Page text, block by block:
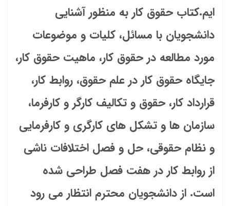
ایم.کتاب حقوق کار به منظور آشنایی
دانشجویان با مسائل، کلیات و موضوعات
مورد مطالعه در حقوق کار، ماهیت حقوق کار،
جایگاه حقوق کار در علم حقوق، روابط کار،
قرارداد کار، حقوق و تکالیف کارگر و کارفرما،
سازمان ها و تشکل های کارگری و کارفرمایی
و نظام حقوقی، حل و فصل اختلافات ناشی
از روابط کار در هفت فصل طراحی شده
است. از دانشجویان محترم انتظار می رود